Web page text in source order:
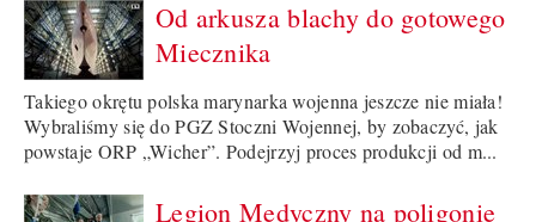
Od arkusza blachy do gotowego
Miecznika
Takiego okrętu polska marynarka wojenna jeszcze nie miała!
Wybraliśmy się do PGZ Stoczni Wojennej, by zobaczyć, jak
powstaje ORP „Wicher”. Podejrzyj proces produkcji od m...
Legion Medyczny na poligonie